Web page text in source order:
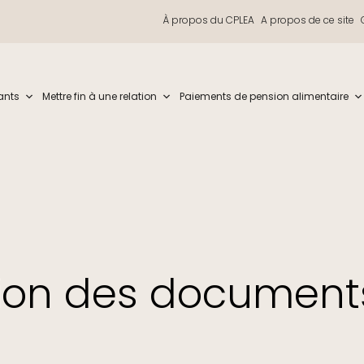
À propos du CPLEA A propos de ce site
Mettre fin à une relation Paiements de pension alimentaire
des